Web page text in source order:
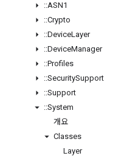
::ASN1
::Crypto
::DeviceLayer
::DeviceManager
::Profiles
::SecuritySupport
::Support
::System
개요
Classes
Layer